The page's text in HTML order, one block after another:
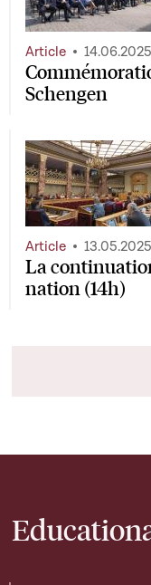
Schengen
Article 14.06.2025
La
nation (14h)
Article 13.05.2025